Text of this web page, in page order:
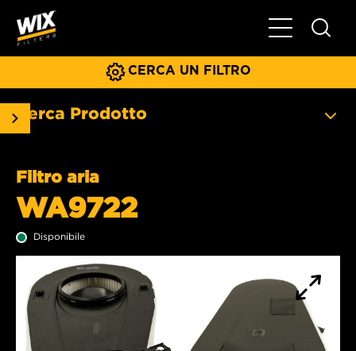
Menu
CERCA UN FILTRO
Cerca Prodotto
Filtro aria
WA9722
Disponibile